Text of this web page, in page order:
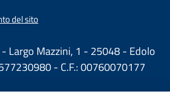
del sito
- Largo Mazzini, 1 - 25048 - Edolo
- C.F.: 00760070177